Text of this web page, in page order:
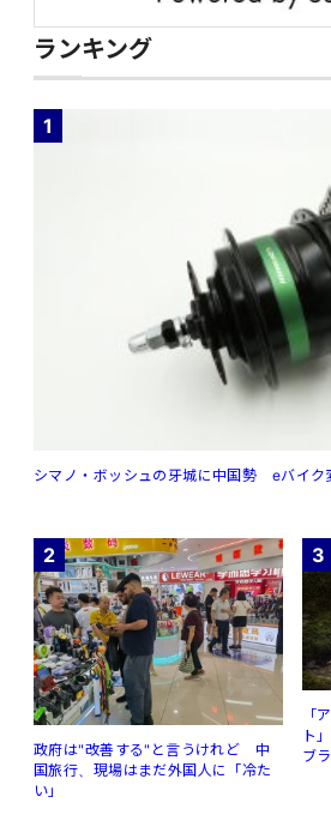
ランキング
1
シマノ・ボッシュの牙城に中国勢 eバイク
2
政府は"改善する"と言うけれど 中
国旅行、現場はまだ外国人に「冷た
い」
3
「
ト
ブ